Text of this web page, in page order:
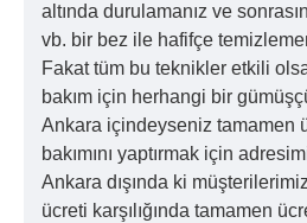
altında durulamanız ve
vb. bir bez ile hafifçe
Fakat tüm bu teknikler etkili
bakım için herhangi bir
Ankara içindeyseniz tamamen
bakımını yaptırmak için
Ankara dışında ki
ücreti karşılığında tamamen